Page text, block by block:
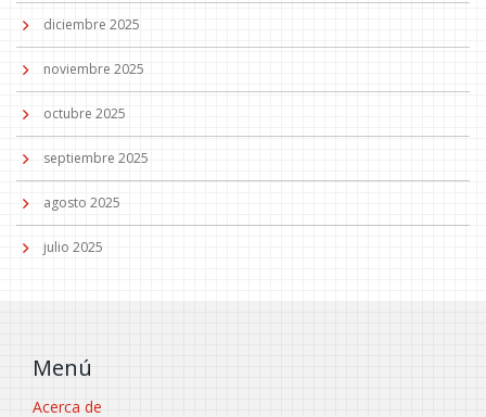
diciembre 2025
noviembre 2025
octubre 2025
septiembre 2025
agosto 2025
julio 2025
Menú
Acerca de